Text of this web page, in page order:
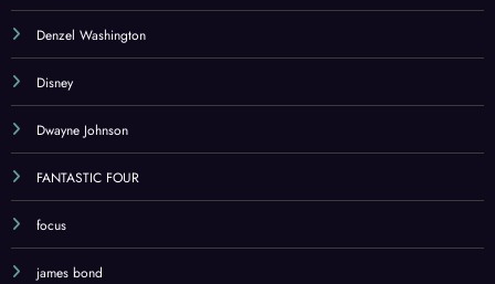
Denzel Washington
Disney
Dwayne Johnson
FANTASTIC FOUR
focus
james bond